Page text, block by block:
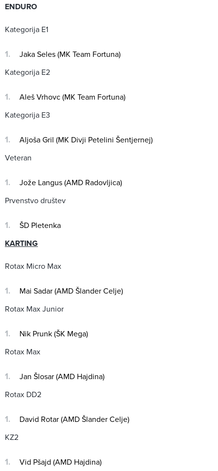
ENDURO
Kategorija E1
Jaka Seles (MK Team Fortuna)
Kategorija E2
Aleš Vrhovc (MK Team Fortuna)
Kategorija E3
Aljoša Gril (MK Divji Petelini Šentjernej)
Veteran
Jože Langus (AMD Radovljica)
Prvenstvo društev
ŠD Pletenka
KARTING
Rotax Micro Max
Mai Sadar (AMD Šlander Celje)
Rotax Max Junior
Nik Prunk (ŠK Mega)
Rotax Max
Jan Šlosar (AMD Hajdina)
Rotax DD2
David Rotar (AMD Šlander Celje)
KZ2
Vid Pšajd (AMD Hajdina)